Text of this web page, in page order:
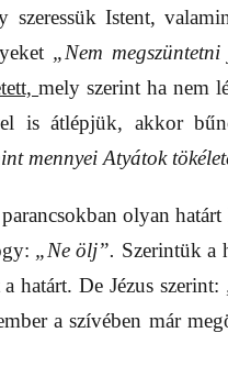
szeressük Istent,
„Nem
mely szerint ha nem
is átlépjük, akkor
mennyei Atyátok
olyan
„Ne ölj”. Szerintük a
határt. De Jézus szerint:
a szívében már